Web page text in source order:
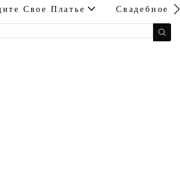
Свое Платье Свадебное